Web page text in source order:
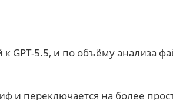
GPT-5.5, и по объёму анализа
и переключается на более